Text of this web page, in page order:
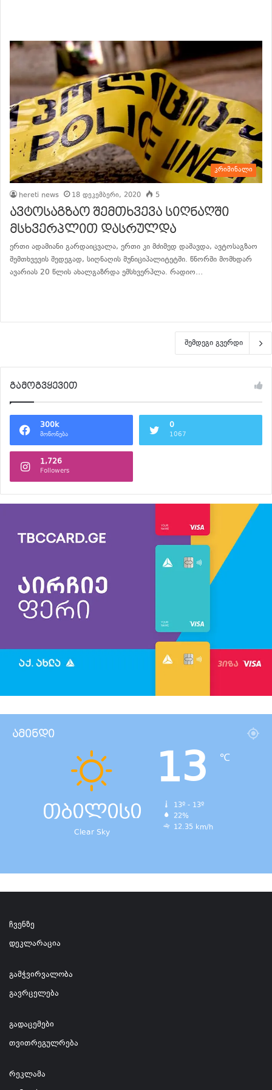
კრიმინალი
hereti news 18 დეკემბერი, 2020 5
ავტოსაგზაო შემთხვევა სიღნაღში
მსხვერპლით დასრულდა
ერთი ადამიანი გარდაიცვალა, ერთი კი მძიმედ დაშავდა, ავტოსაგზაო
შემთხვევის შედეგად, სიღნაღის მუნიციპალიტეტში. წნორში მომხდარ
ავარიას 20 წლის ახალგაზრდა ემსხვერპლა. რადიო…
შემდეგი გვერდი
გამოგვყევით
300k
მოწონება
0
1067
1,726
Followers
ამინდი
თბილისი
Clear Sky
13 ℃
13º - 13º
22%
12.35 km/h
ჩვენზე
დეკლარაცია
გამჭვირვალობა
გავრცელება
გადაცემები
თვითრეგულრება
რეკლამა